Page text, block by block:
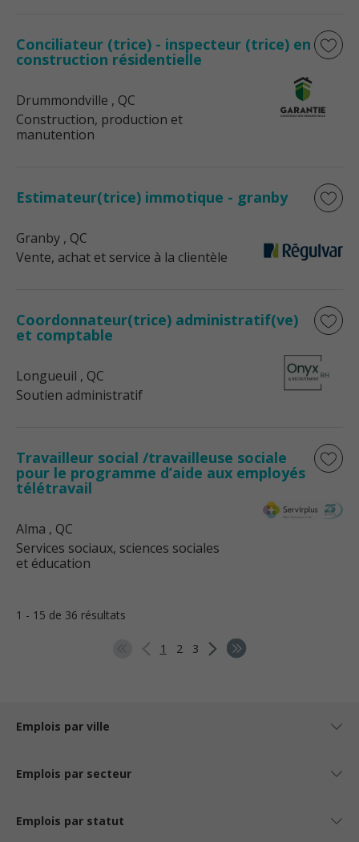
Conciliateur (trice) - inspecteur (trice) en
construction résidentielle
Drummondville , QC
Construction, production et
manutention
Estimateur(trice) immotique - granby
Granby , QC
Vente, achat et service à la clientèle
Coordonnateur(trice) administratif(ve)
et comptable
Longueuil , QC
Soutien administratif
Travailleur social /travailleuse sociale
pour le programme d’aide aux employés
télétravail
Alma , QC
Services sociaux, sciences sociales
et éducation
1 - 15 de 36 résultats
1 2 3
Emplois par ville
Emplois par secteur
Emplois par statut